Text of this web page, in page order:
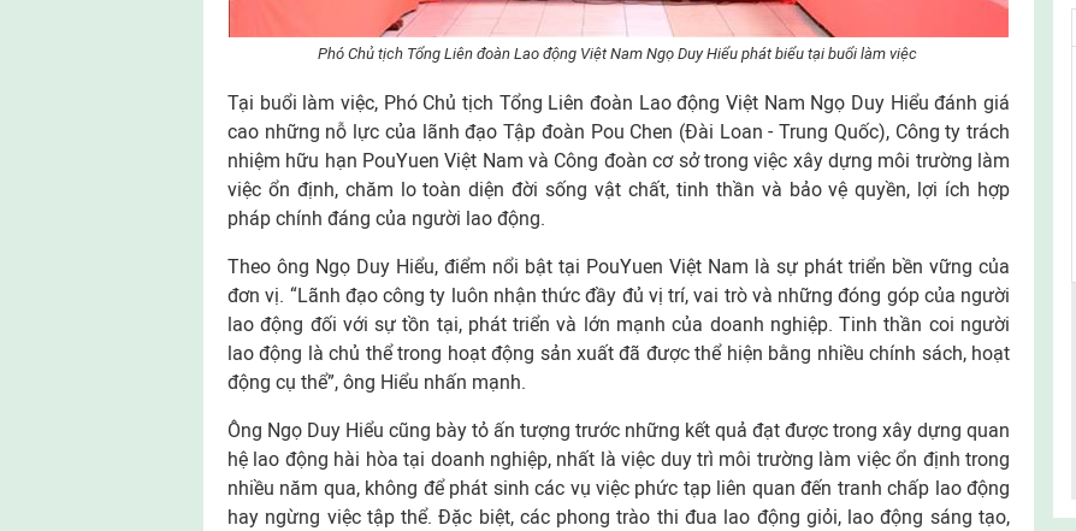
Phó Chủ tịch Tổng Liên đoàn Lao động Việt Nam Ngọ Duy Hiểu phát biểu tại buổi làm việc
Tại buổi làm việc, Phó Chủ tịch Tổng Liên đoàn Lao động Việt Nam Ngọ Duy Hiểu đánh giá
cao những nỗ lực của lãnh đạo Tập đoàn Pou Chen (Đài Loan - Trung Quốc), Công ty trách
nhiệm hữu hạn PouYuen Việt Nam và Công đoàn cơ sở trong việc xây dựng môi trường làm
việc ổn định, chăm lo toàn diện đời sống vật chất, tinh thần và bảo vệ quyền, lợi ích hợp
pháp chính đáng của người lao động.
Theo ông Ngọ Duy Hiểu, điểm nổi bật tại PouYuen Việt Nam là sự phát triển bền vững của
đơn vị. “Lãnh đạo công ty luôn nhận thức đầy đủ vị trí, vai trò và những đóng góp của người
lao động đối với sự tồn tại, phát triển và lớn mạnh của doanh nghiệp. Tinh thần coi người
lao động là chủ thể trong hoạt động sản xuất đã được thể hiện bằng nhiều chính sách, hoạt
động cụ thể”, ông Hiểu nhấn mạnh.
Ông Ngọ Duy Hiểu cũng bày tỏ ấn tượng trước những kết quả đạt được trong xây dựng quan
hệ lao động hài hòa tại doanh nghiệp, nhất là việc duy trì môi trường làm việc ổn định trong
nhiều năm qua, không để phát sinh các vụ việc phức tạp liên quan đến tranh chấp lao động
hay ngừng việc tập thể. Đặc biệt, các phong trào thi đua lao động giỏi, lao động sáng tạo,